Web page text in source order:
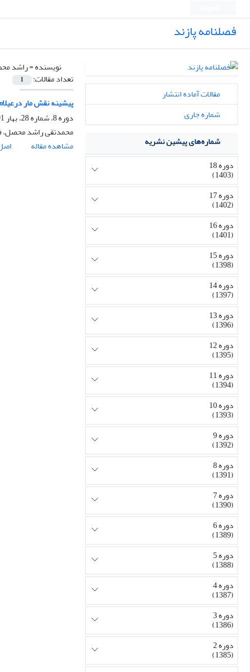
فصلنامه پازند
نویسنده =راشد
تعداد مقالات:
1
پیشینه نقش مار
دوره 8، شماره 28، بهار 1391، صفحه
محمدتقی راشد محصل،
مشاهده مقاله
مقالات آماده انتشار
شماره جاری
شماره‌های پیشین نشریه
دوره 18
(1403)
دوره 17
(1402)
دوره 16
(1401)
دوره 15
(1398)
دوره 14
(1397)
دوره 13
(1396)
دوره 12
(1395)
دوره 11
(1394)
دوره 10
(1393)
دوره 9
(1392)
دوره 8
(1391)
دوره 7
(1390)
دوره 6
(1389)
دوره 5
(1388)
دوره 4
(1387)
دوره 3
(1386)
دوره 2
(1385)